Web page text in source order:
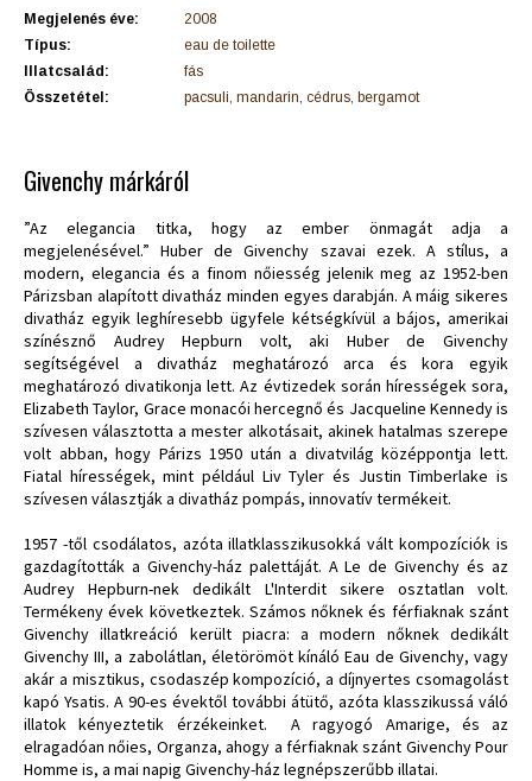
Megjelenés éve:
2008
Típus:
eau de toilette
Illatcsalád:
fás
Összetétel:
pacsuli, mandarin, cédrus, bergamot
Givenchy márkáról
”Az elegancia titka, hogy az ember önmagát adja a
megjelenésével.” Huber de Givenchy szavai ezek. A stílus, a
modern, elegancia és a finom nőiesség jelenik meg az 1952-ben
Párizsban alapított divatház minden egyes darabján. A máig sikeres
divatház egyik leghíresebb ügyfele kétségkívül a bájos, amerikai
színésznő Audrey Hepburn volt, aki Huber de Givenchy
segítségével a divatház meghatározó arca és kora egyik
meghatározó divatikonja lett. Az évtizedek során hírességek sora,
Elizabeth Taylor, Grace monacói hercegnő és Jacqueline Kennedy is
szívesen választotta a mester alkotásait, akinek hatalmas szerepe
volt abban, hogy Párizs 1950 után a divatvilág középpontja lett.
Fiatal hírességek, mint például Liv Tyler és Justin Timberlake is
szívesen választják a divatház pompás, innovatív termékeit.
1957 -től csodálatos, azóta illatklasszikusokká vált kompozíciók is
gazdagították a Givenchy-ház palettáját. A Le de Givenchy és az
Audrey Hepburn-nek dedikált L'Interdit sikere osztatlan volt.
Termékeny évek következtek. Számos nőknek és férfiaknak szánt
Givenchy illatkreáció került piacra: a modern nőknek dedikált
Givenchy III, a zabolátlan, életörömöt kínáló Eau de Givenchy, vagy
akár a misztikus, csodaszép kompozíció, a díjnyertes csomagolást
kapó Ysatis. A 90-es évektől további átütő, azóta klasszikussá váló
illatok kényeztetik érzékeinket. A ragyogó Amarige, és az
elragadóan nőies, Organza, ahogy a férfiaknak szánt Givenchy Pour
Homme is, a mai napig Givenchy-ház legnépszerűbb illatai.